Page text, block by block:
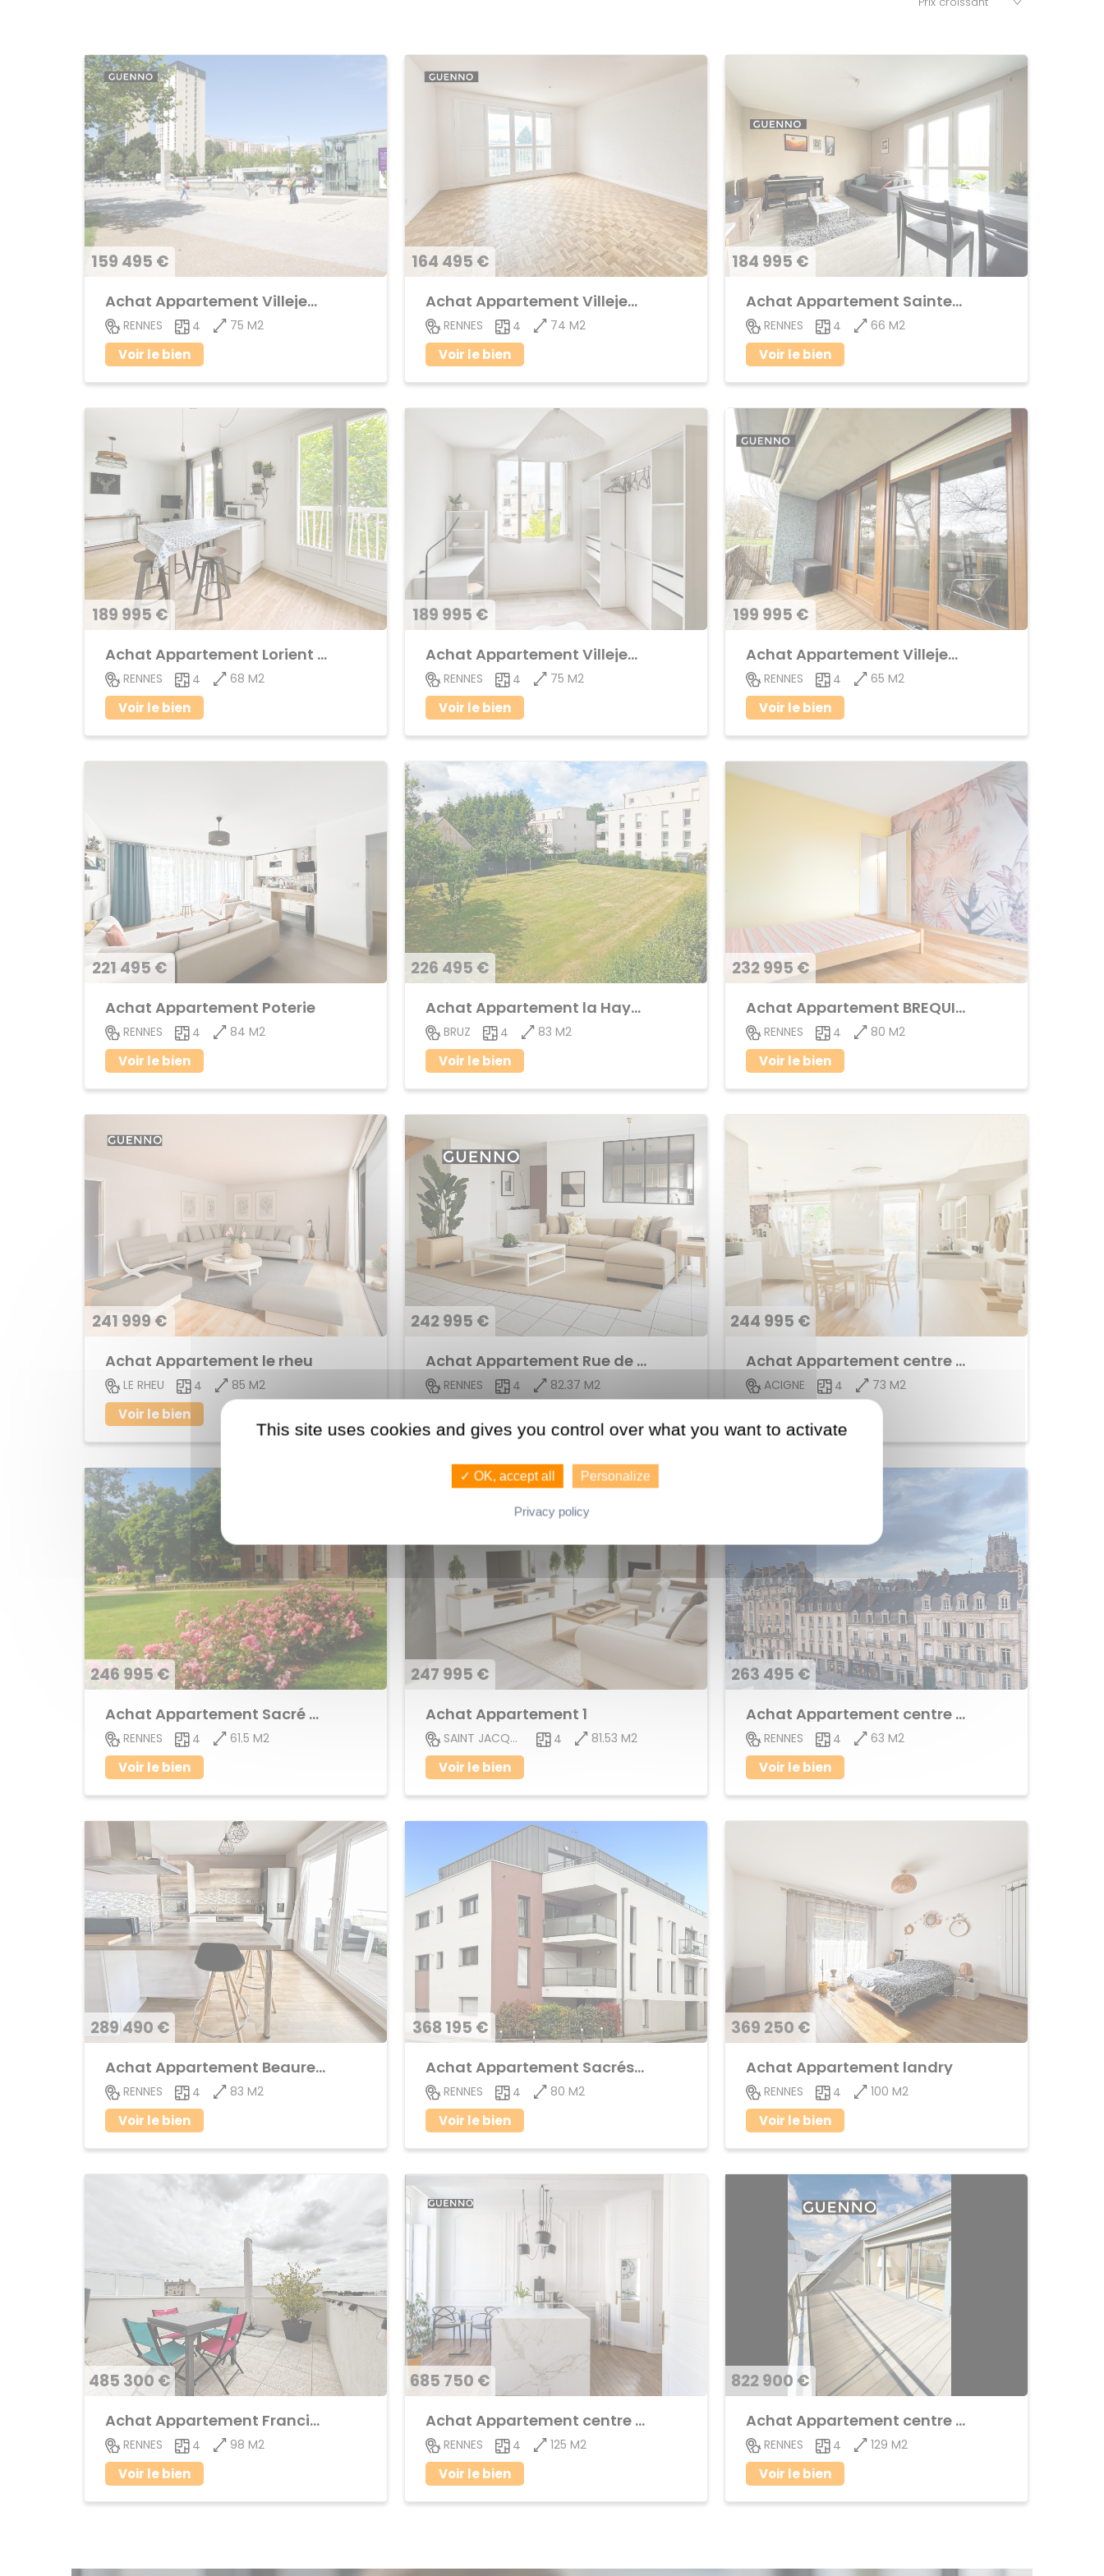
159 495 €
Achat Appartement Villejean
RENNES 4 75 M2
Voir le bien
164 495 €
Achat Appartement Villejean
RENNES 4 74 M2
Voir le bien
184 995 €
Achat Appartement Sainte-Thérèse
RENNES 4 66 M2
Voir le bien
189 995 €
Achat Appartement Lorient - Saint-Brieuc
RENNES 4 68 M2
Voir le bien
189 995 €
Achat Appartement Villejean
RENNES 4 75 M2
Voir le bien
199 995 €
Achat Appartement Villejean
RENNES 4 65 M2
Voir le bien
221 495 €
Achat Appartement Poterie
RENNES 4 84 M2
Voir le bien
226 495 €
Achat Appartement la Haye de Pan
BRUZ 4 83 M2
Voir le bien
232 995 €
Achat Appartement BREQUIGNY
RENNES 4 80 M2
Voir le bien
241 999 €
Achat Appartement le rheu
LE RHEU 4 85 M2
Voir le bien
242 995 €
Achat Appartement Rue de Nantes
RENNES 4 82.37 M2
244 995 €
Achat Appartement centre ville
ACIGNE 4 73 M2
246 995 €
Achat Appartement Sacré Coeurs
RENNES 4 61.5 M2
Voir le bien
247 995 €
Achat Appartement 1
SAINT JACQUES DE LA LANDE 4 81.53 M2
Voir le bien
263 495 €
Achat Appartement centre ville
RENNES 4 63 M2
Voir le bien
289 490 €
Achat Appartement Beauregard
RENNES 4 83 M2
Voir le bien
368 195 €
Achat Appartement Sacrés-Coeurs
RENNES 4 80 M2
Voir le bien
369 250 €
Achat Appartement landry
RENNES 4 100 M2
Voir le bien
485 300 €
Achat Appartement Francisco ferrer
RENNES 4 98 M2
Voir le bien
685 750 €
Achat Appartement centre ville
RENNES 4 125 M2
Voir le bien
822 900 €
Achat Appartement centre ville
RENNES 4 129 M2
Voir le bien
This site uses cookies and gives you control over what you want to activate
✓ OK, accept all Personalize
Privacy policy